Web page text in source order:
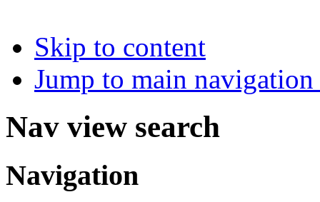
Skip to content
Jump to main
Nav view search
Navigation